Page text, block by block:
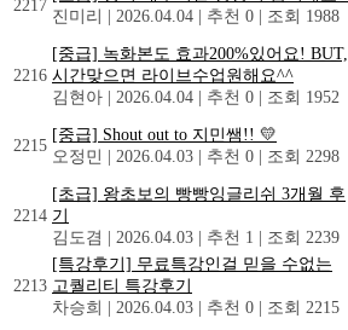
2217
진미리 | 2026.04.04 | 추천 0 | 조회 1988
2216
[중급] 녹화본도 효과200%있어요! BUT,
시간맞으면 라이브수업원해요^^
김현아 | 2026.04.04 | 추천 0 | 조회 1952
2215
[중급] Shout out to 지민쌤!! 💛
오정민 | 2026.04.03 | 추천 0 | 조회 2298
2214
[초급] 왕초보의 빵빵잉글리쉬 3개월 후
기
김도겸 | 2026.04.03 | 추천 1 | 조회 2239
2213
[특강후기] 무료특강인걸 믿을 수없는
고퀄리티 특강후기
차승희 | 2026.04.03 | 추천 0 | 조회 2215